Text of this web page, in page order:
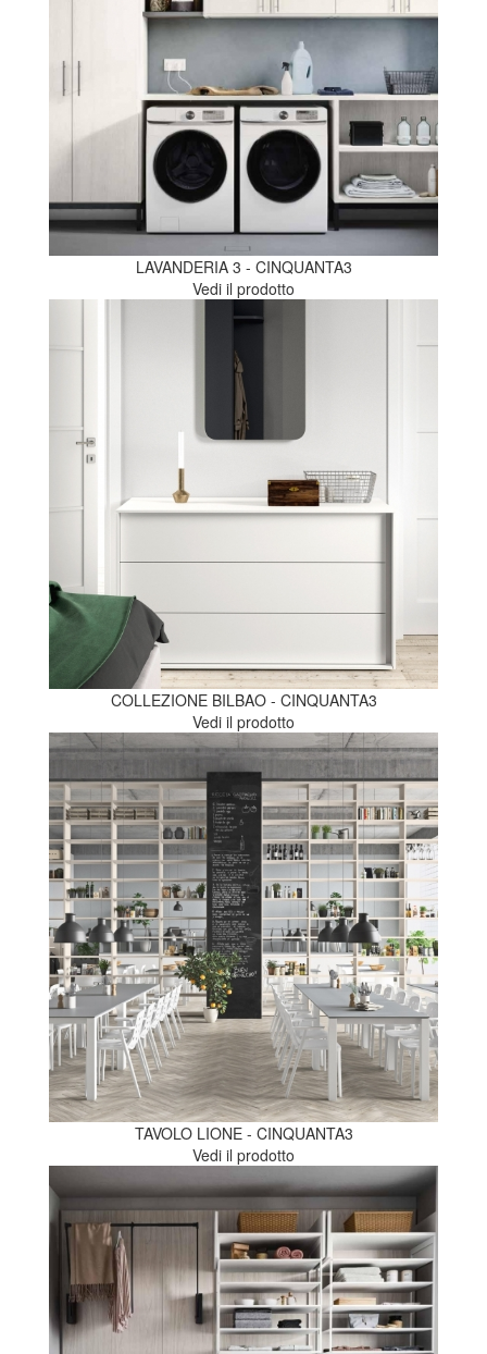
LAVANDERIA 3 - CINQUANTA3
Vedi il prodotto
COLLEZIONE BILBAO - CINQUANTA3
Vedi il prodotto
TAVOLO LIONE - CINQUANTA3
Vedi il prodotto